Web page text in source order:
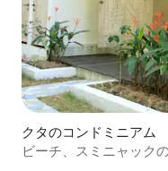
クタのコンドミニアム
ビーチ、スミニャック